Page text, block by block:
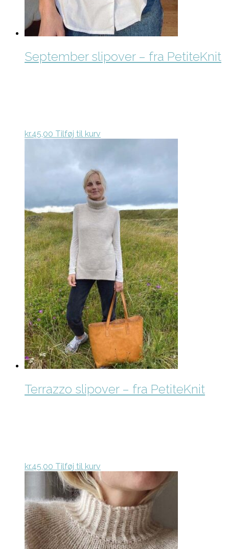
September slipover – fra PetiteKnit
kr.45,00 Tilføj til kurv
Terrazzo slipover – fra PetiteKnit
kr.45,00 Tilføj til kurv